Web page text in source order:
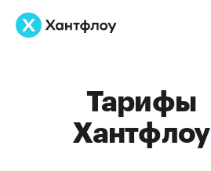
Тарифы
Хантфлоу